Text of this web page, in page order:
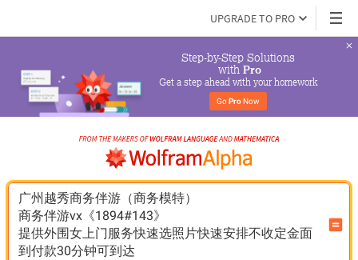
UPGRADE TO PRO
Step-by-Step Solutions
with Pro
Get a step ahead with your homework
Go Pro Now
广州越秀商务伴游（商务模特）
商务伴游vx《1894#143》
提供外围女上门服务快速选照片快速安排不收定金面
到付款30分钟可到达